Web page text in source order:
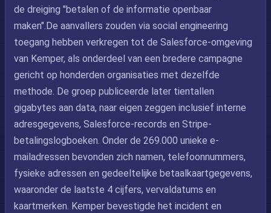
de dreiging "betalen of de informatie openbaar
maken".De aanvallers zouden via social engineering
toegang hebben verkregen tot de Salesforce-omgeving
van Kemper, als onderdeel van een bredere campagne
gericht op honderden organisaties met dezelfde
methode. De groep publiceerde later tientallen
gigabytes aan data, naar eigen zeggen inclusief interne
adresgegevens, Salesforce-records en Stripe-
betalingslogboeken. Onder de 269.000 unieke e-
mailadressen bevonden zich namen, telefoonnummers,
fysieke adressen en gedeeltelijke betaalkaartgegevens,
waaronder de laatste 4 cijfers, vervaldatums en
kaartmerken. Kemper bevestigde het incident en